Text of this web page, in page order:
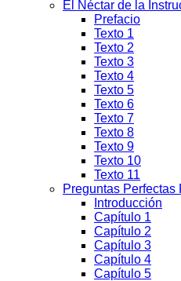
El Néctar de la
Prefacio
Texto 1
Texto 2
Texto 3
Texto 4
Texto 5
Texto 6
Texto 7
Texto 8
Texto 9
Texto 10
Texto 11
Preguntas
Introducción
Capítulo 1
Capítulo 2
Capítulo 3
Capítulo 4
Capítulo 5